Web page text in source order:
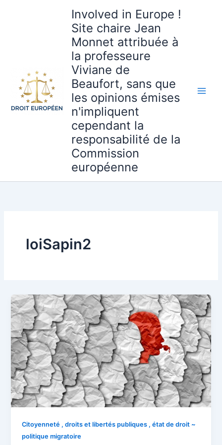
Involved in Europe !
Site chaire Jean
Monnet attribuée à
la professeure
Viviane de
Beaufort, sans que
les opinions émises
n'impliquent
cependant la
responsabilité de la
Commission
européenne
loiSapin2
Citoyenneté , droits et libertés publiques , état de droit ~
politique migratoire